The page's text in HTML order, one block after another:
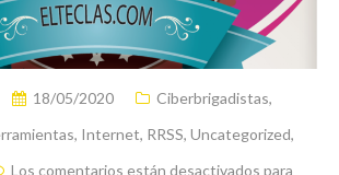
18/05/2020 Ciberbrigadistas,
, Internet, RRSS, Uncategorized,
Los comentarios están desactivados para